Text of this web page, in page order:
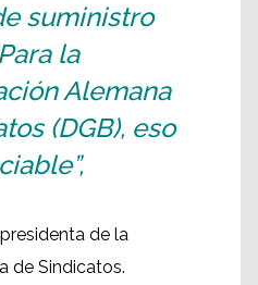
suministro
la
Alemana
(DGB), eso
de la
de Sindicatos.